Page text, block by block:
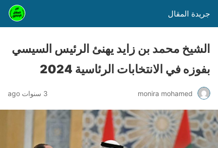
جريدة المقال
الشيخ محمد بن زايد يهنئ الرئيس السيسي
بفوزه في الانتخابات الرئاسية 2024
monira mohamed 3 سنوات ago